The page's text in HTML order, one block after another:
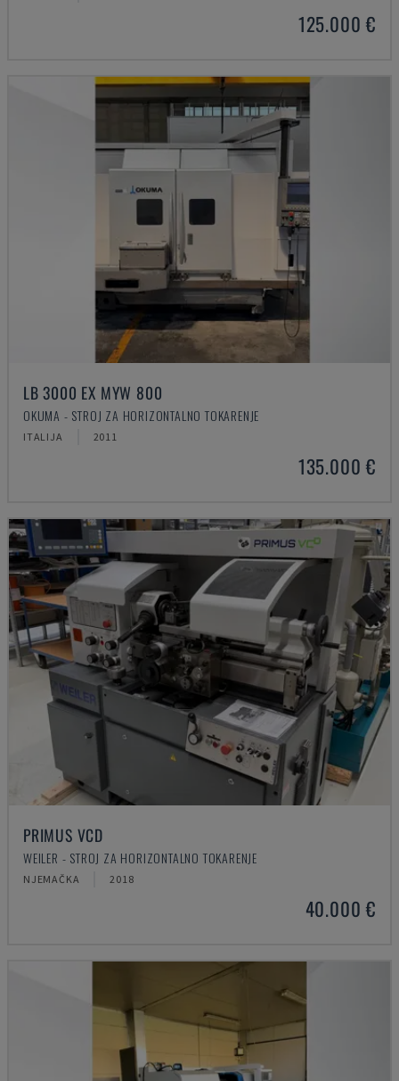
125.000 €
LB 3000 EX MYW 800
OKUMA - STROJ ZA HORIZONTALNO TOKARENJE
ITALIJA 2011
135.000 €
PRIMUS VCD
WEILER - STROJ ZA HORIZONTALNO TOKARENJE
NJEMAČKA 2018
40.000 €